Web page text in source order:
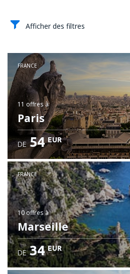
Afficher des filtres
FRANCE
11 offresà
Paris
DE 54 EUR
FRANCE
10 offres à
Marseille
DE 34 EUR